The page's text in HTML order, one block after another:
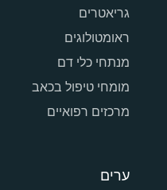
גריאטרים
ראומטולוגים
מנתחי כלי דם
מומחי טיפול בכאב
מרכזים רפואיים
ערים